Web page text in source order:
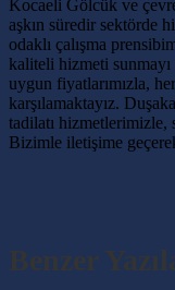
Kocaeli Gölcük ve
aşkın süredir sektörde
odaklı çalışma
kaliteli hizmeti
uygun fiyatlarımızla,
karşılamaktayız.
tadilatı hizmetlerimizle,
Bizimle iletişime
Benzer